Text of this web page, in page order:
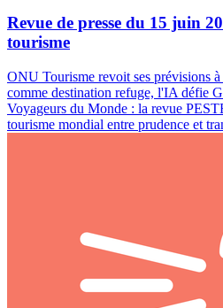
Revue de presse du 15 juin
tourisme
ONU Tourisme revoit ses prévisions
comme destination refuge, l'IA défie
Voyageurs du Monde : la revue
tourisme mondial entre prudence et